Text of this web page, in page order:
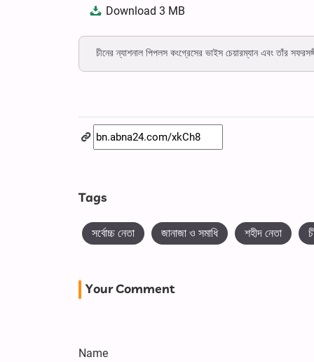
Download3 MB
চীনের ন্যাশনাল পিপলস কংগ্রেসের ভাইস চেয়ারম্যান এবং তাঁর
Tags
সর্বোচ্চ নেতা জানাজা ও সমাধি শহীদ নেতা
Your Comment
Name